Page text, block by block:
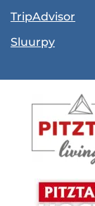
TripAdvisor
Sluurpy